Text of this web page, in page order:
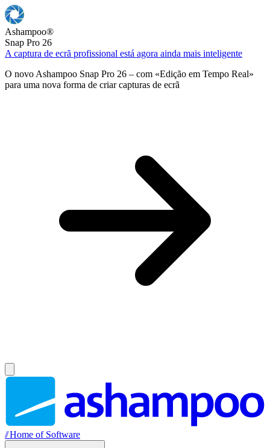
Ashampoo®
Snap Pro 26
A captura de ecrã profissional está agora ainda mais inteligente
O novo Ashampoo Snap Pro 26 – com «Edição em Tempo Real»
para uma nova forma de criar capturas de ecrã
//Home of Software